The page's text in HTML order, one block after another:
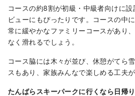
コースの約8割が初級・中級者向けに
ビューにもぴったりです。コースの中
常に緩やかなファミリーコースがあり
なく滑れるでしょう。
コース脇には木々が並び、休憩がてら
スもあり、家族みんなで楽しめる工夫
たんばらスキーパークに行くなら日帰